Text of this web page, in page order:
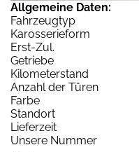
Allgemeine Daten:
Fahrzeugtyp
Karosserieform
Erst-Zul.
Getriebe
Kilometerstand
Anzahl der Türen
Farbe
Standort
Lieferzeit
Unsere Nummer